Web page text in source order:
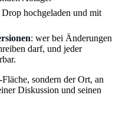
hochgeladen und mit
: wer bei Änderungen
darf, und jeder
sondern der Ort, an
Diskussion und seinen